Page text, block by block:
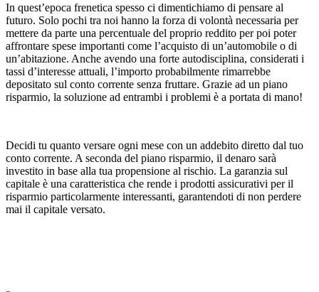
In quest’epoca frenetica spesso ci dimentichiamo di pensare al
futuro. Solo pochi tra noi hanno la forza di volontà necessaria per
mettere da parte una percentuale del proprio reddito per poi poter
affrontare spese importanti come l’acquisto di un’automobile o di
un’abitazione. Anche avendo una forte autodisciplina, considerati i
tassi d’interesse attuali, l’importo probabilmente rimarrebbe
depositato sul conto corrente senza fruttare. Grazie ad un piano
risparmio, la soluzione ad entrambi i problemi è a portata di mano!
Decidi tu quanto versare ogni mese con un addebito diretto dal tuo
conto corrente. A seconda del piano risparmio, il denaro sarà
investito in base alla tua propensione al rischio. La garanzia sul
capitale è una caratteristica che rende i prodotti assicurativi per il
risparmio particolarmente interessanti, garantendoti di non perdere
mai il capitale versato.